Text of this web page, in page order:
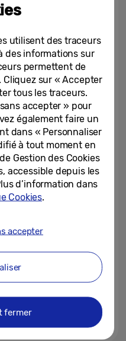
taille 3D sans lunettes...
et moniteurs
Samsung 2026 sont
NVIDIA®...
dévoile Color E-Paper
le premier écran à
résine biologique...
dévoile le Galaxy Z
TV Plus dépasse les
d’utilisateurs actifs
utilisent des traceurs
des informations sur
permettent de
Cliquez sur « Accepter
tous les traceurs.
accepter » pour
également faire un
dans « Personnaliser
à tout moment en
Gestion des Cookies
accessible depuis les
d’information dans
Cookies.
accepter
fermer